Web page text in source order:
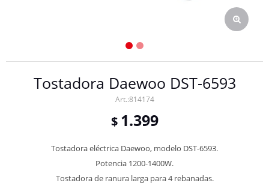
Tostadora Daewoo DST-6593
814174
$ 1.399
Tostadora eléctrica Daewoo, modelo DST-6593.
Potencia 1200-1400W.
Tostadora de ranura larga para 4 rebanadas.